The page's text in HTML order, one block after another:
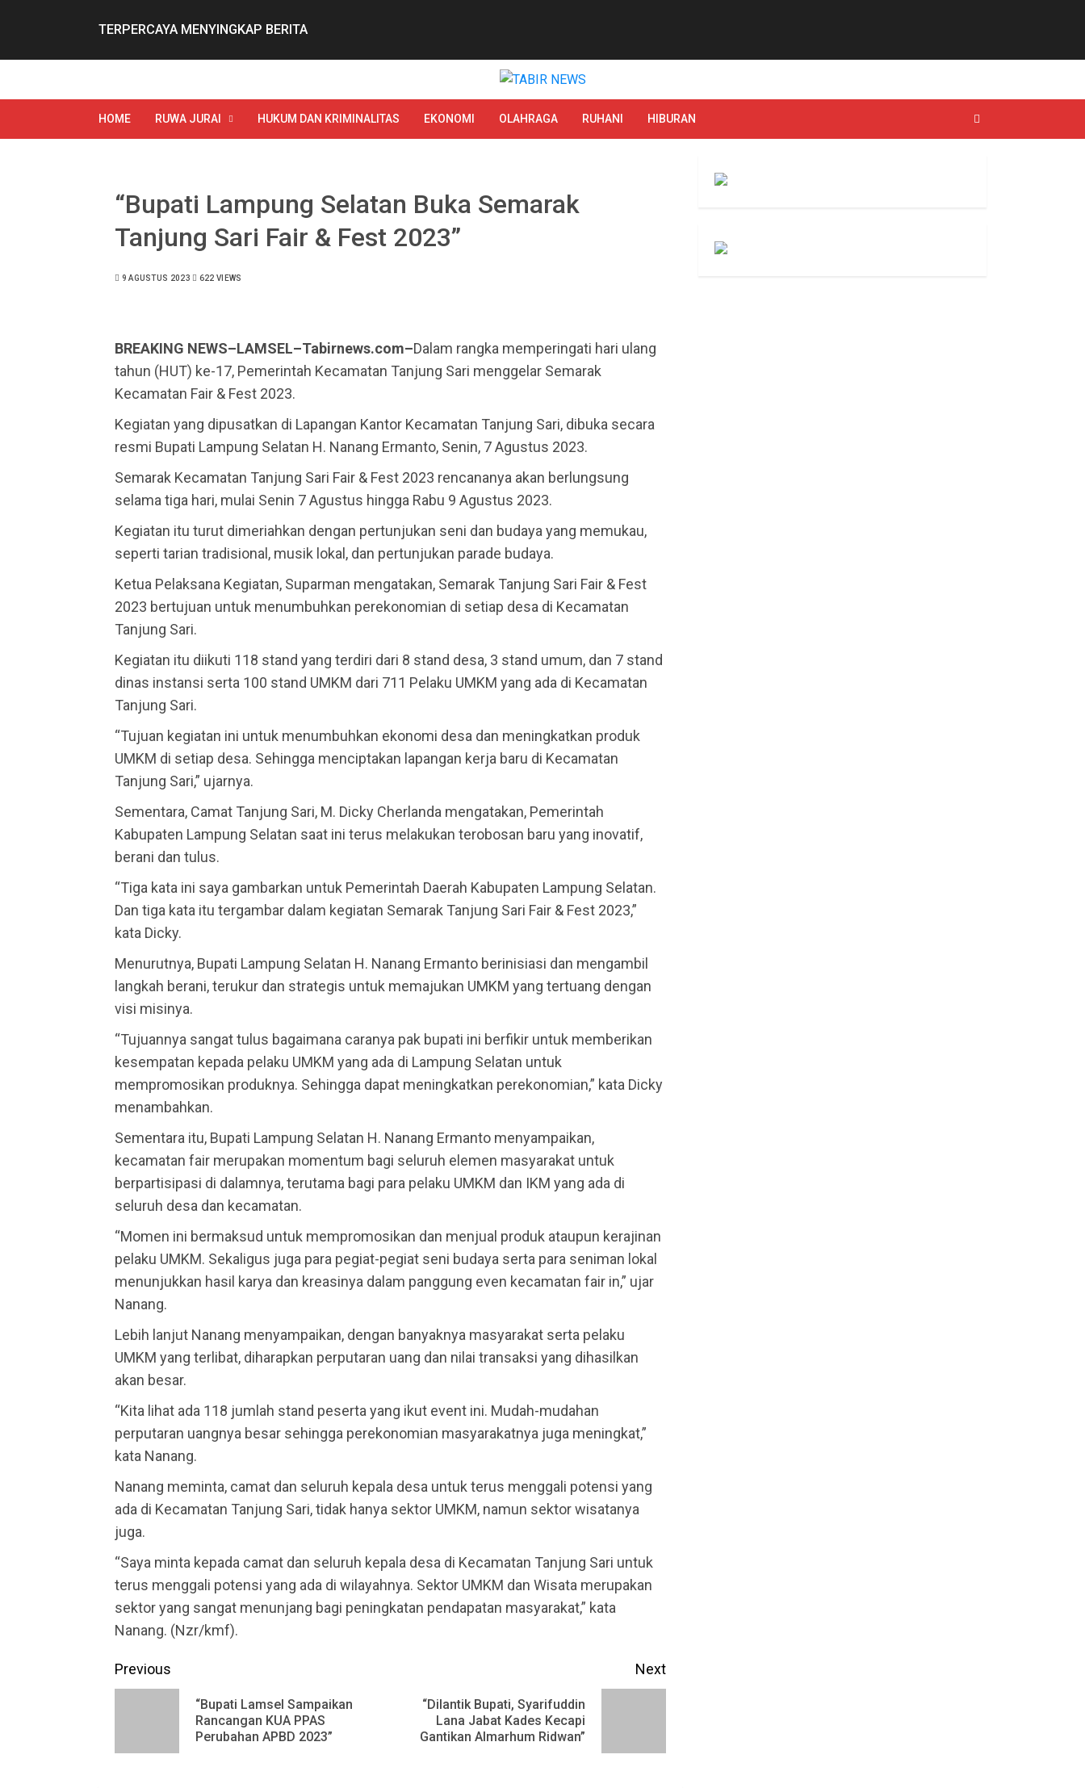
TERPERCAYA MENYINGKAP BERITA
HOME RUWA JURAI HUKUM DAN KRIMINALITAS EKONOMI OLAHRAGA RUHANI HIBURAN
“Bupati Lampung Selatan Buka Semarak
Tanjung Sari Fair & Fest 2023”
9 AGUSTUS 2023 622 VIEWS
BREAKING NEWS–LAMSEL–Tabirnews.com–Dalam rangka memperingati hari ulang
tahun (HUT) ke-17, Pemerintah Kecamatan Tanjung Sari menggelar Semarak
Kecamatan Fair & Fest 2023.
Kegiatan yang dipusatkan di Lapangan Kantor Kecamatan Tanjung Sari, dibuka secara
resmi Bupati Lampung Selatan H. Nanang Ermanto, Senin, 7 Agustus 2023.
Semarak Kecamatan Tanjung Sari Fair & Fest 2023 rencananya akan berlungsung
selama tiga hari, mulai Senin 7 Agustus hingga Rabu 9 Agustus 2023.
Kegiatan itu turut dimeriahkan dengan pertunjukan seni dan budaya yang memukau,
seperti tarian tradisional, musik lokal, dan pertunjukan parade budaya.
Ketua Pelaksana Kegiatan, Suparman mengatakan, Semarak Tanjung Sari Fair & Fest
2023 bertujuan untuk menumbuhkan perekonomian di setiap desa di Kecamatan
Tanjung Sari.
Kegiatan itu diikuti 118 stand yang terdiri dari 8 stand desa, 3 stand umum, dan 7 stand
dinas instansi serta 100 stand UMKM dari 711 Pelaku UMKM yang ada di Kecamatan
Tanjung Sari.
“Tujuan kegiatan ini untuk menumbuhkan ekonomi desa dan meningkatkan produk
UMKM di setiap desa. Sehingga menciptakan lapangan kerja baru di Kecamatan
Tanjung Sari,” ujarnya.
Sementara, Camat Tanjung Sari, M. Dicky Cherlanda mengatakan, Pemerintah
Kabupaten Lampung Selatan saat ini terus melakukan terobosan baru yang inovatif,
berani dan tulus.
“Tiga kata ini saya gambarkan untuk Pemerintah Daerah Kabupaten Lampung Selatan.
Dan tiga kata itu tergambar dalam kegiatan Semarak Tanjung Sari Fair & Fest 2023,”
kata Dicky.
Menurutnya, Bupati Lampung Selatan H. Nanang Ermanto berinisiasi dan mengambil
langkah berani, terukur dan strategis untuk memajukan UMKM yang tertuang dengan
visi misinya.
“Tujuannya sangat tulus bagaimana caranya pak bupati ini berfikir untuk memberikan
kesempatan kepada pelaku UMKM yang ada di Lampung Selatan untuk
mempromosikan produknya. Sehingga dapat meningkatkan perekonomian,” kata Dicky
menambahkan.
Sementara itu, Bupati Lampung Selatan H. Nanang Ermanto menyampaikan,
kecamatan fair merupakan momentum bagi seluruh elemen masyarakat untuk
berpartisipasi di dalamnya, terutama bagi para pelaku UMKM dan IKM yang ada di
seluruh desa dan kecamatan.
“Momen ini bermaksud untuk mempromosikan dan menjual produk ataupun kerajinan
pelaku UMKM. Sekaligus juga para pegiat-pegiat seni budaya serta para seniman lokal
menunjukkan hasil karya dan kreasinya dalam panggung even kecamatan fair in,” ujar
Nanang.
Lebih lanjut Nanang menyampaikan, dengan banyaknya masyarakat serta pelaku
UMKM yang terlibat, diharapkan perputaran uang dan nilai transaksi yang dihasilkan
akan besar.
“Kita lihat ada 118 jumlah stand peserta yang ikut event ini. Mudah-mudahan
perputaran uangnya besar sehingga perekonomian masyarakatnya juga meningkat,”
kata Nanang.
Nanang meminta, camat dan seluruh kepala desa untuk terus menggali potensi yang
ada di Kecamatan Tanjung Sari, tidak hanya sektor UMKM, namun sektor wisatanya
juga.
“Saya minta kepada camat dan seluruh kepala desa di Kecamatan Tanjung Sari untuk
terus menggali potensi yang ada di wilayahnya. Sektor UMKM dan Wisata merupakan
sektor yang sangat menunjang bagi peningkatan pendapatan masyarakat,” kata
Nanang. (Nzr/kmf).
Continue
Previous
Previous
post:
“Bupati Lamsel Sampaikan
Rancangan KUA PPAS
Perubahan APBD 2023”
Next
post:
“Dilantik Bupati, Syarifuddin
Lana Jabat Kades Kecapi
Gantikan Almarhum Ridwan”